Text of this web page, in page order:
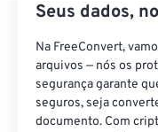
Seus dados,
Na FreeConvert,
arquivos — nós os
segurança garante
seguros, seja
documento. Com